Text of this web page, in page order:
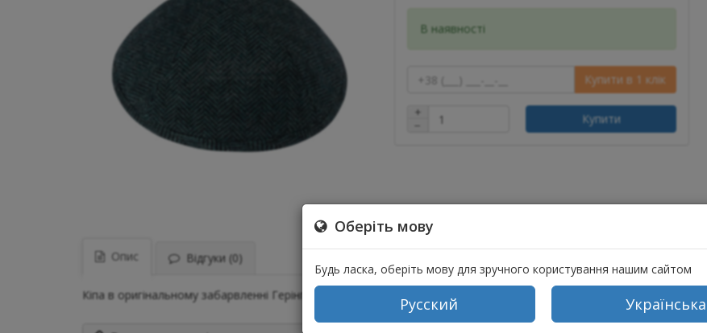
Оберіть мову
Будь ласка, оберіть мову для зручного користування нашим сайтом
Русский Українська
В наявності
Купити в 1 клік
+
−
Купити
Опис Відгуки (0)
Кіпа в оригінальному забарвленні Герінгбон. Виготовлена з вовни. Така кипа прикрасить і урізноманітнить